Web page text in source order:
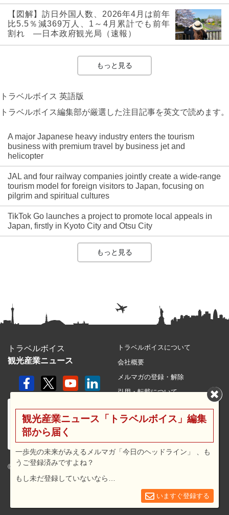
【図解】訪日外国人数、2026年4月は前年
比5.5％減369万人、1～4月累計でも前年
割れ ―日本政府観光局（速報）
もっと見る
トラベルボイス 英語版
トラベルボイス編集部が厳選した注目記事を英文で読めます。
A major Japanese heavy industry enters the tourism
business with premium travel by business jet and
helicopter
JAL and four railway companies jointly create a wide-range
tourism model for foreign visitors to Japan, focusing on
pilgrim and spiritual cultures
TikTok Go launches a project to promote local appeals in
Japan, firstly in Kyoto City and Otsu City
もっと見る
トラベルボイス
観光産業ニュース
© 2026 travel voice.
トラベルボイスについて
会社概要
メルマガの登録・解除
引用・転載について
利用規約
広告メニュー・料金
観光産業ニュース「トラベルボイス」編集
部から届く
一歩先の未来がみえるメルマガ「今日のヘッドライン」 、も
うご登録済みですよね？
もし未だ登録していないなら…
いますぐ登録する